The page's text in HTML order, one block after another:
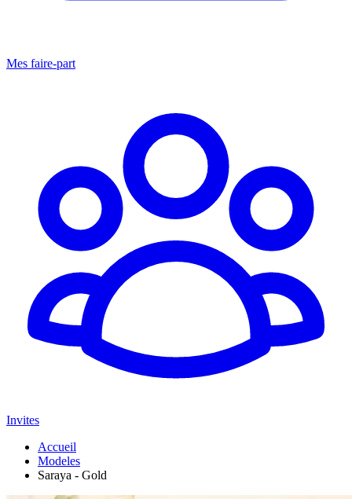
Mes faire-part
Invites
Accueil
Modeles
Saraya - Gold